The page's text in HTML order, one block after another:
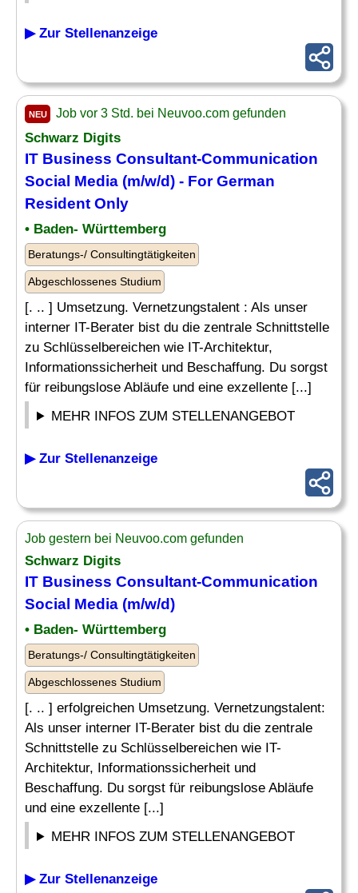
▶ Zur Stellenanzeige
NEU Job vor 3 Std. bei Neuvoo.com gefunden
Schwarz Digits
IT Business Consultant-Communication
Social Media (m/w/d) - For German
Resident Only
• Baden- Württemberg
Beratungs-/ Consultingtätigkeiten
Abgeschlossenes Studium
[. .. ] Umsetzung. Vernetzungstalent : Als unser
interner IT-Berater bist du die zentrale Schnittstelle
zu Schlüsselbereichen wie IT-Architektur,
Informationssicherheit und Beschaffung. Du sorgst
für reibungslose Abläufe und eine exzellente [...]
MEHR INFOS ZUM STELLENANGEBOT
▶ Zur Stellenanzeige
Job gestern bei Neuvoo.com gefunden
Schwarz Digits
IT Business Consultant-Communication
Social Media (m/w/d)
• Baden- Württemberg
Beratungs-/ Consultingtätigkeiten
Abgeschlossenes Studium
[. .. ] erfolgreichen Umsetzung. Vernetzungstalent:
Als unser interner IT-Berater bist du die zentrale
Schnittstelle zu Schlüsselbereichen wie IT-
Architektur, Informationssicherheit und
Beschaffung. Du sorgst für reibungslose Abläufe
und eine exzellente [...]
MEHR INFOS ZUM STELLENANGEBOT
▶ Zur Stellenanzeige